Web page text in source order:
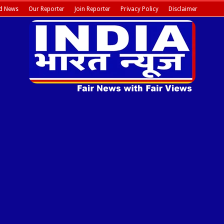
News Our Reporter Join Reporter Privacy Policy Disclaimer